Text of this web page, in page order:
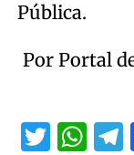
Pública.
Por Portal